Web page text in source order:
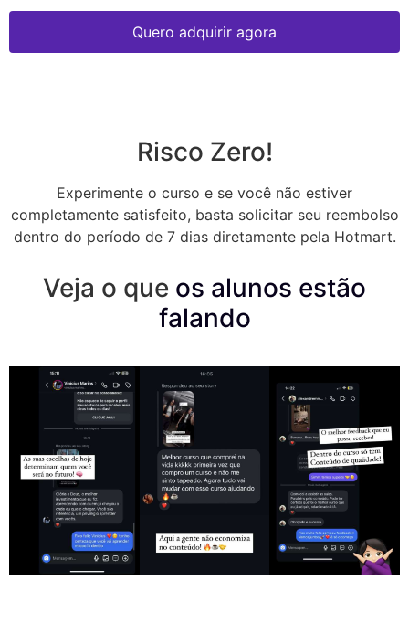
Quero adquirir agora
Risco Zero!
Experimente o curso e se você não estiver
completamente satisfeito, basta solicitar seu reembolso
dentro do período de 7 dias diretamente pela Hotmart.
Veja o que os alunos estão
falando